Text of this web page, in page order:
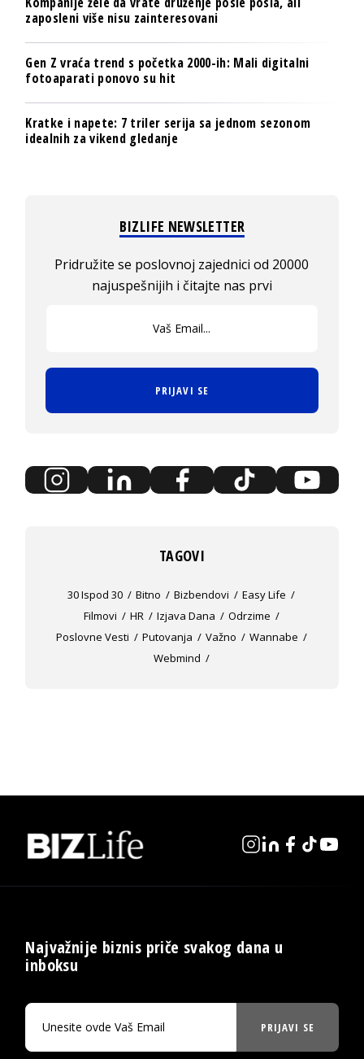
zaposleni više nisu zainteresovani
Gen Z vraća trend s početka 2000-ih: Mali digitalni
fotoaparati ponovo su hit
Kratke i napete: 7 triler serija sa jednom sezonom
idealnih za vikend gledanje
BIZLIFE NEWSLETTER
Pridružite se poslovnoj zajednici od 20000
najuspešnijih i čitajte nas prvi
PRIJAVI SE
TAGOVI
30 Ispod 30 Bitno Bizbendovi
Easy Life
Filmovi
HR Izjava Dana
Odrzime
Poslovne Vesti
Putovanja Važno
Wannabe
Webmind
Najvažnije biznis priče svakog dana u
inboksu
PRIJAVI SE